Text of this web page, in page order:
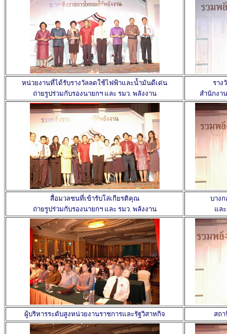
หน่วยงานที่ได้รับรางวัลลดใช้ไฟฟ้าและน้ำมันดีเด่น
ถ่ายรูปร่วมกับรองนายกฯ และ รมว. พลังงาน
ราง
สำนักงา
สื่อมวลชนที่เข้ารับโล่เกียรติคุณ
ถ่ายรูปร่วมกับรองนายกฯ และ รมว. พลังงาน
บางก
แล
ผู้บริหารระดับสูงหน่วยงานราชการและรัฐวิสาหกิจ สถ